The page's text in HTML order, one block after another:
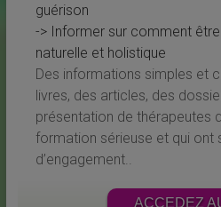
guérison
-> Informer sur comment
naturelle et holistique
Des informations simples et
livres, des articles, des
présentation de thérapeutes
formation sérieuse et qui ont
d’engagement..
ACCEDEZ